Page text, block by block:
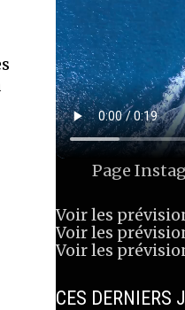
Page
Voir les
Voir les
Voir les
CES DERNIERS